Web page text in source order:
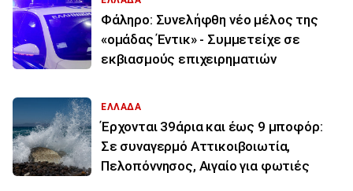
Φάληρο: Συνελήφθη νέο μέλος της
«ομάδας Έντικ» - Συμμετείχε σε
εκβιασμούς επιχειρηματιών
ΕΛΛΑΔΑ
Έρχονται 39άρια και έως 9 μποφόρ:
Σε συναγερμό Αττικοιβοιωτία,
Πελοπόννησος, Αιγαίο για φωτιές